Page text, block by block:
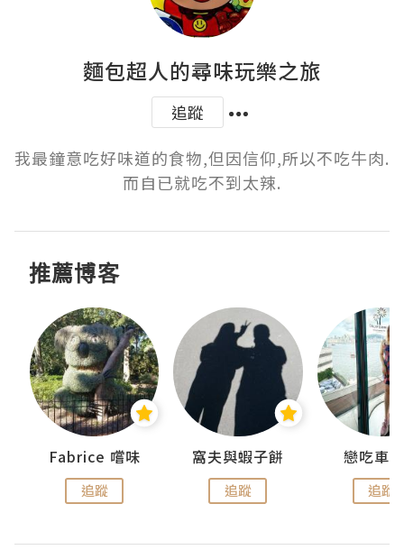
麵包超人的尋味玩樂之旅
追蹤
我最鐘意吃好味道的食物,但因信仰,所以不吃牛肉.
而自已就吃不到太辣.
推薦博客
Fabrice 嚐味
追蹤
窩夫與蝦子餅
追蹤
戀吃車
追蹤